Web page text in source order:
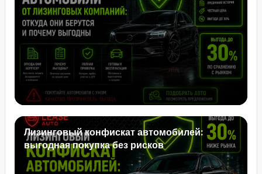
Лизинговый конфискат автомобилей:
выгодная покупка без рисков